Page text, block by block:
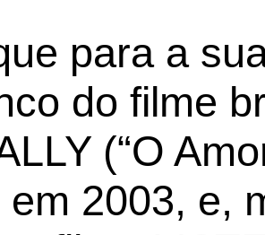
para a
do filme
(“O
em 2003, e,